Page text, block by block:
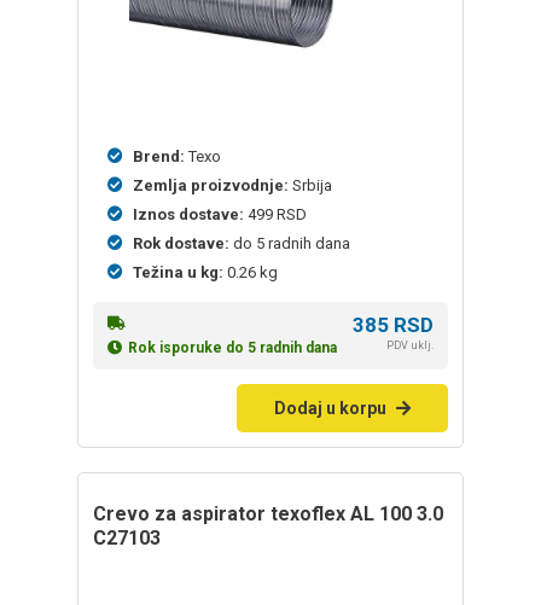
Brend: Texo
Zemlja proizvodnje: Srbija
Iznos dostave: 499 RSD
Rok dostave: do 5 radnih dana
Težina u kg: 0.26 kg
Rok isporuke do 5 radnih dana
385 RSD
PDV uklj.
Dodaj u korpu
Crevo za aspirator texoflex AL 100 3.0
C27103